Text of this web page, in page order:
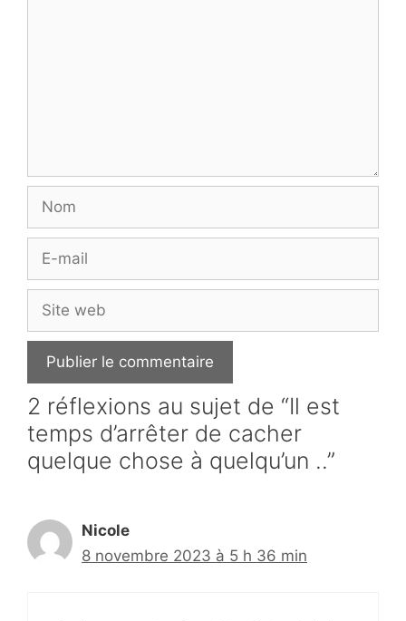
mail
web
2 réflexions au sujet de “Il est
temps d’arrêter de cacher
quelque chose à quelqu’un ..”
Nicole
8 novembre 2023 à 5 h 36 min